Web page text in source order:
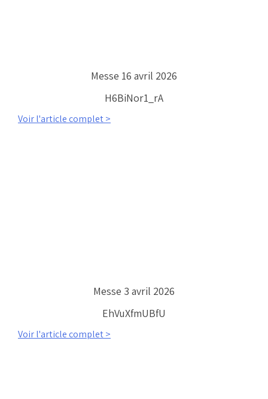
Messe 16 avril 2026
H6BiNor1_rA
Voir l'article complet >
Messe 3 avril 2026
EhVuXfmUBfU
Voir l'article complet >